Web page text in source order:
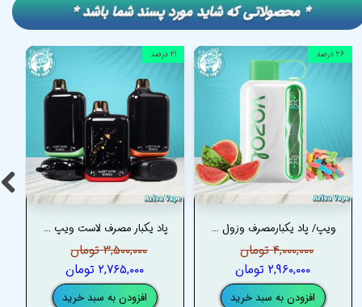
پاد یکبار مصرف لاست ویپ اوریون بار 50000 پاف (قابل شارژ) – LOST VAPE ORION BAR 50.000 PUFFS DISPOSABLE POD
۳,۵۰۰,۰۰۰ تومان
۲,۷۶۵,۰۰۰ تومان
افزودن به سبد خرید
۲۱ درصد
ویپ/ پاد یکبارمصرف وزول استار 40000 پاف هندوانه آدامس بادکنکی – VOZOL STAR 40K PUFFS WATERMELON BUBBLEGUM
۴,۰۰۰,۰۰۰ تومان
۲,۹۶۰,۰۰۰ تومان
افزودن به سبد خرید
۲۶ درصد
​​* محصولاتی که شاید مورد پسند شما باشد *